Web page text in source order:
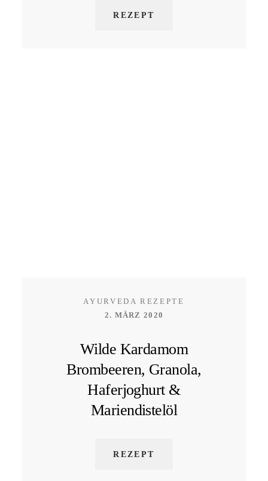
REZEPT
AYURVEDA REZEPTE
2. MÄRZ 2020
Wilde Kardamom
Brombeeren, Granola,
Haferjoghurt &
Mariendistelöl
REZEPT